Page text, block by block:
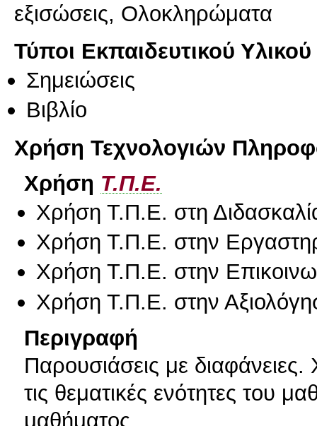
εξισώσεις, Ολοκληρώματα
Τύποι Εκπαιδευτικού Υλικού
Σημειώσεις
Βιβλίο
Χρήση Τεχνολογιών
Χρήση Τ.Π.Ε.
Χρήση Τ.Π.Ε. στη
Χρήση Τ.Π.Ε. στην
Χρήση Τ.Π.Ε. στην
Χρήση Τ.Π.Ε. στην
Περιγραφή
Παρουσιάσεις με
τις θεματικές ενότητες του
μαθήματος.